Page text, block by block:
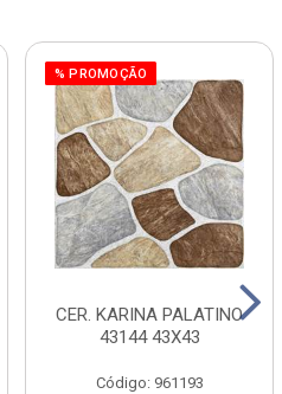
% PROMOÇÃO
CER. KARINA PALATINO
43144 43X43
Código: 961193